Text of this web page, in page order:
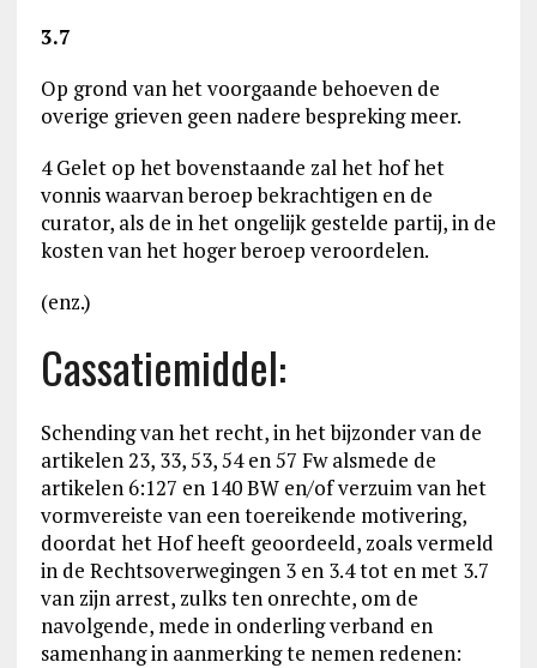
3.7
Op grond van het voorgaande behoeven de
overige grieven geen nadere bespreking meer.
4 Gelet op het bovenstaande zal het hof het
vonnis waarvan beroep bekrachtigen en de
curator, als de in het ongelijk gestelde partij, in de
kosten van het hoger beroep veroordelen.
(enz.)
Cassatiemiddel:
Schending van het recht, in het bijzonder van de
artikelen 23, 33, 53, 54 en 57 Fw alsmede de
artikelen 6:127 en 140 BW en/of verzuim van het
vormvereiste van een toereikende motivering,
doordat het Hof heeft geoordeeld, zoals vermeld
in de Rechtsoverwegingen 3 en 3.4 tot en met 3.7
van zijn arrest, zulks ten onrechte, om de
navolgende, mede in onderling verband en
samenhang in aanmerking te nemen redenen: